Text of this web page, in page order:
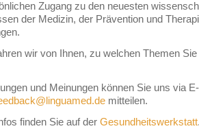
Zugang zu den neuesten
der Medizin, der Prävention und
wir von Ihnen, zu welchen Themen
und Meinungen können Sie uns via
mitteilen.
finden Sie auf der Gesundheitswerkstatt